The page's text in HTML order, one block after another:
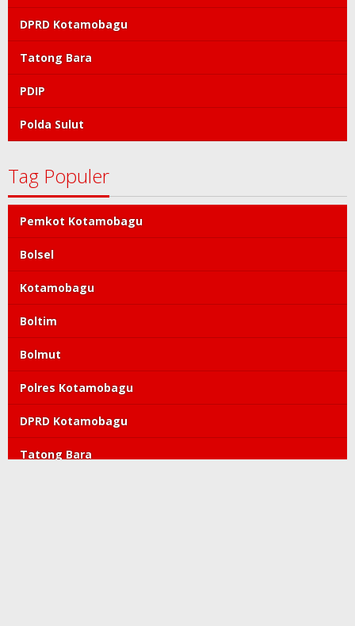
DPRD Kotamobagu
Tatong Bara
PDIP
Polda Sulut
Tag Populer
Pemkot Kotamobagu
Bolsel
Kotamobagu
Boltim
Bolmut
Polres Kotamobagu
DPRD Kotamobagu
Tatong Bara